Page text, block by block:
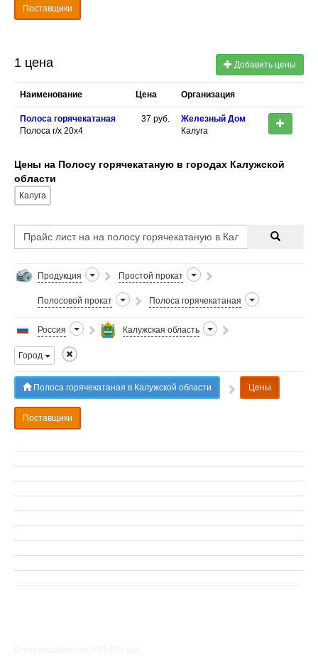
Поставщики
1 цена Добавить цены
Наименование Цена Организация
Полоса горячекатаная
Полоса г/х 20х4
37 руб.
Железный Дом
Калуга
Цены на Полосу горячекатаную в городах Калужской
области
Калуга
Продукция Простой прокат
Полосовой прокат Полоса горячекатаная
Россия Калужская область
Город
Полоса горячекатаная в Калужской области Цены
Поставщики